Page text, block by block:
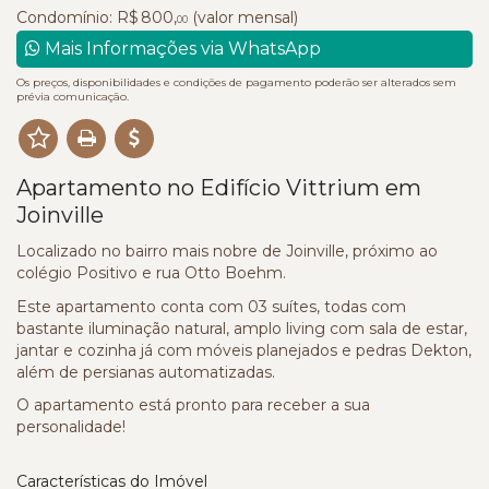
Condomínio: R$ 800,00 (valor mensal)
Mais Informações via WhatsApp
Os preços, disponibilidades e condições de pagamento poderão ser alterados sem
prévia comunicação.
Apartamento no Edifício Vittrium em
Joinville
Localizado no bairro mais nobre de Joinville, próximo ao
colégio Positivo e rua Otto Boehm.
Este apartamento conta com 03 suítes, todas com
bastante iluminação natural, amplo living com sala de estar,
jantar e cozinha já com móveis planejados e pedras Dekton,
além de persianas automatizadas.
O apartamento está pronto para receber a sua
personalidade!
Características do Imóvel